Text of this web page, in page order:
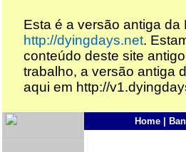
Esta é a versão antiga
http://dyingdays.net.
conteúdo deste site
trabalho, a versão antiga
aqui em http://
Home